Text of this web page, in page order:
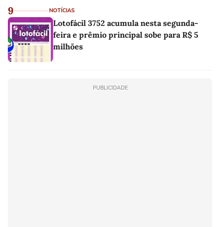
9 NOTÍCIAS
Lotofácil 3752 acumula nesta segunda-
feira e prêmio principal sobe para R$ 5
milhões
PUBLICIDADE